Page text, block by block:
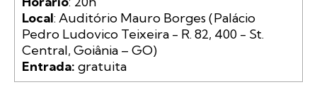
Local: Auditório Mauro Borges (Palácio
Pedro Ludovico Teixeira - R. 82, 400 - St.
Entrada: gratuita